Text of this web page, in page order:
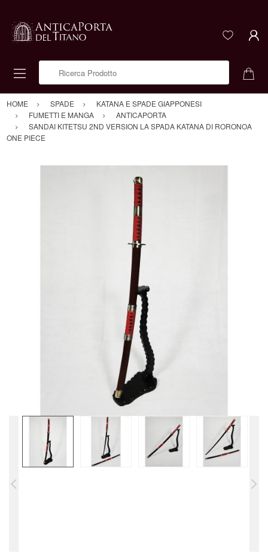
HOME SPADE
KATANA E SPADE GIAPPONESI
FUMETTI E MANGA
ANTICAPORTA
SANDAI KITETSU 2ND VERSION LA SPADA KATANA DI RORONOA
ONE PIECE